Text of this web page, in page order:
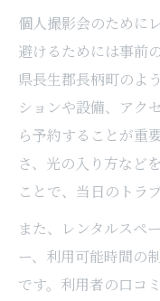
個人撮影会のために
避けるためには事前
県長生郡長柄町のよ
ションや設備、アク
ら予約することが重
さ、光の入り方など
ことで、当日のトラ
また、レンタルスペ
ー、利用可能時間の
です。利用者の口コ